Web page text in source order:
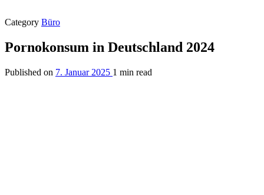
Category Büro
Pornokonsum in Deutschland 2024
Published on 7. Januar 2025 1 min read